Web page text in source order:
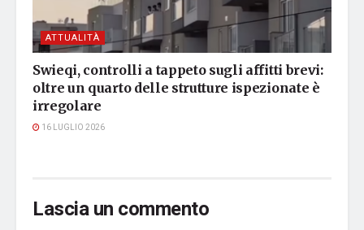
ATTUALITÀ
Swieqi, controlli a tappeto sugli affitti brevi:
oltre un quarto delle strutture ispezionate è
irregolare
16 LUGLIO 2026
Lascia un commento